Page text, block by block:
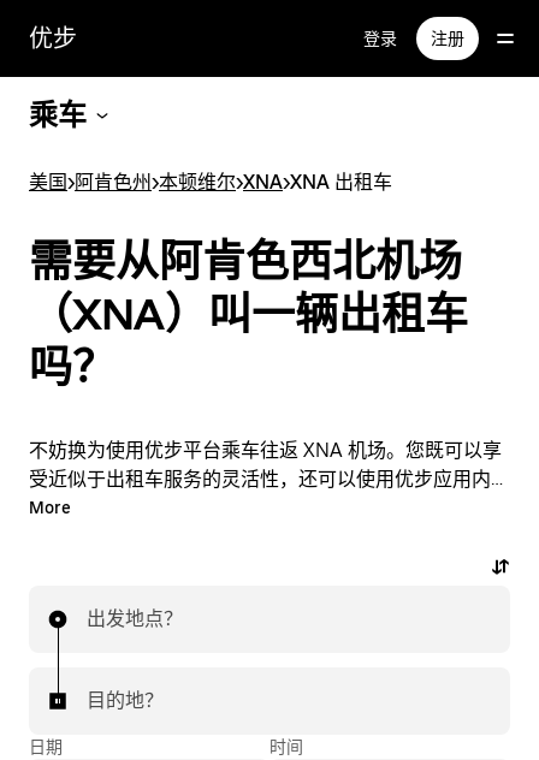
优步 登录 注册
乘车
美国>阿肯色州>本顿维尔>XNA>XNA 出租车
需要从阿肯色西北机场
（XNA）叫一辆出租车
吗？
不妨换为使用优步平台乘车往返 XNA 机场。您既可以享
受近似于出租车服务的灵活性，还可以使用优步应用内的
实用功能。您可以按需临时叫车，也可以在应用内或在线
More
出发地点？
目的地？
日期 时间